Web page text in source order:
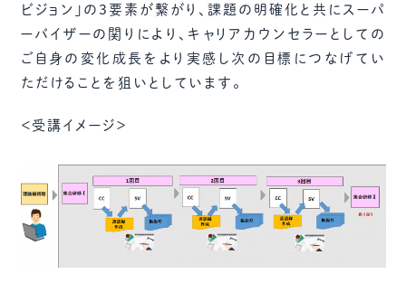
ビジョン」の3要素が繋がり、課題の明確化と共にスーパ
ーバイザーの関りにより、キャリアカウンセラーとしての
ご自身の変化成長をより実感し次の目標につなげてい
ただけることを狙いとしています。
＜受講イメージ＞